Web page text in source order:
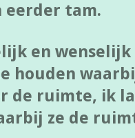
eerder tam.
en
houden
de ruimte, ik
ze de